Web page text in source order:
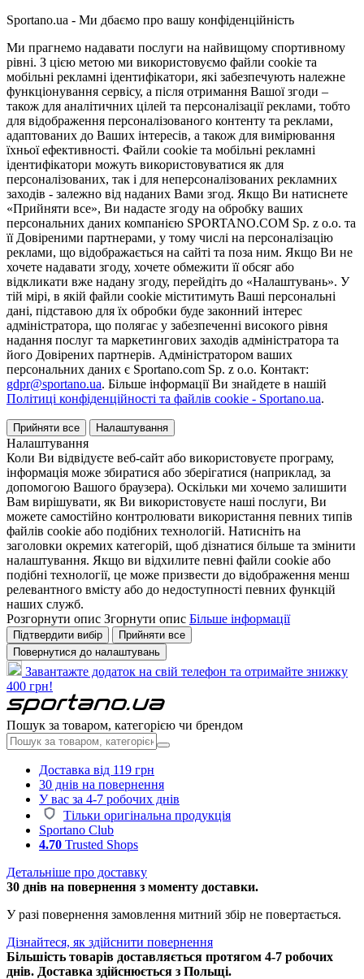
Sportano.ua - Ми дбаємо про вашу конфіденційність
Ми прагнемо надавати послуги на найвищому спортивному
рівні. З цією метою ми використовуємо файли cookie та
мобільні рекламні ідентифікатори, які забезпечують належне
функціонування сервісу, а після отримання Вашої згоди –
також для аналітичних цілей та персоналізації реклами, тобто
для відображення персоналізованого контенту та реклами,
адаптованих до Ваших інтересів, а також для вимірювання
їхньої ефективності. Файли cookie та мобільні рекламні
ідентифікатори можуть використовуватися як для
персоналізованих, так і для неперсоналізованих рекламних
заходів - залежно від наданих Вами згод. Якщо Ви натиснете
«Прийняти все», Ви надасте згоду на обробку ваших
персональних даних компанією SPORTANO.COM Sp. z o.o. та
її Довіреними партнерами, у тому числі на персоналізацію
реклами, що відображається на сайті та поза ним. Якщо Ви не
хочете надавати згоду, хочете обмежити її обсяг або
відкликати вже надану згоду, перейдіть до «Налаштувань». У
тій мірі, в якій файли cookie міститимуть Ваші персональні
дані, підставою для їх обробки буде законний інтерес
адміністратора, що полягає у забезпеченні високого рівня
надання послуг та маркетингових заходів адміністратора та
його Довірених партнерів. Адміністратором ваших
персональних даних є Sportano.com Sp. z o.o. Контакт:
gdpr@sportano.ua. Більше інформації Ви знайдете в нашій
Політиці конфіденційності та файлів cookie - Sportano.ua.
Прийняти все Налаштування
Налаштування
Коли Ви відвідуєте веб-сайт або використовуєте програму,
інформація може збиратися або зберігатися (наприклад, за
допомогою Вашого браузера). Оскільки ми хочемо залишити
Вам вирішувати, як Ви використовуєте наші послуги, Ви
можете самостійно контролювати використання певних типів
файлів cookie або подібних технологій. Натисніть на
заголовки окремих категорій, щоб дізнатися більше та змінити
налаштування. Якщо ви відхилите певні файли cookie або
подібні технології, це може призвести до відображення менш
релевантного вмісту або до недоступності певних функцій
наших служб.
Розгорнути опис Згорнути опис Більше інформації
Підтвердити вибір
Прийняти все
Повернутися до налаштувань
Завантажте додаток на свій телефон та отримайте знижку
400 грн!
Пошук за товаром, категорією чи брендом
Доставка від 119 грн
30 днів на повернення
У вас за 4-7 робочих днів
Тільки оригінальна продукція
Sportano Club
4.70 Trusted Shops
Детальніше про доставку
30 днів на повернення з моменту доставки.
У разі повернення замовлення митний збір не повертається.
Дізнайтеся, як здійснити повернення
Більшість товарів доставляється протягом 4-7 робочих
днів. Доставка здійснюється з Польщі.